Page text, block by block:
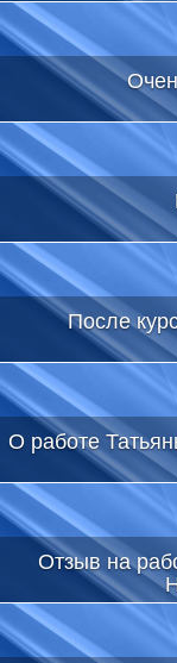
После
О работе
Отзыв на